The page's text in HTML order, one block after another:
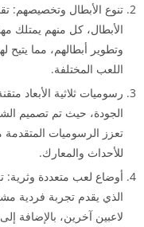
الأبطال، كل منهم يمتلك
وتطوير أبطالهم، مما
اللعب المختلفة.
رسوميات ثلاثية الأبعاد
الجودة، حيث تم تصميم
تعزز الرسوميات
للأحداث والمعارك.
أوضاع لعب متعددة وثرية:
لاعبين آخرين، بالإضافة